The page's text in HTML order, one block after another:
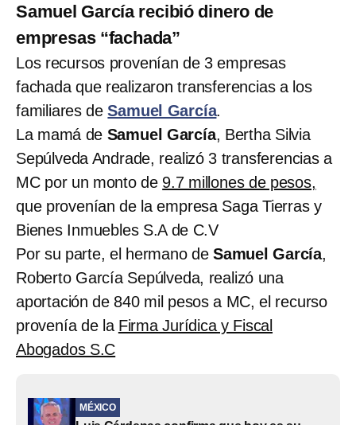
Samuel García recibió dinero de
empresas “fachada”
Los recursos provenían de 3 empresas
fachada que realizaron transferencias a los
familiares de Samuel García.
La mamá de Samuel García, Bertha Silvia
Sepúlveda Andrade, realizó 3 transferencias a
MC por un monto de 9.7 millones de pesos,
que provenían de la empresa Saga Tierras y
Bienes Inmuebles S.A de C.V
Por su parte, el hermano de Samuel García,
Roberto García Sepúlveda, realizó una
aportación de 840 mil pesos a MC, el recurso
provenía de la Firma Jurídica y Fiscal
Abogados S.C
MÉXICO